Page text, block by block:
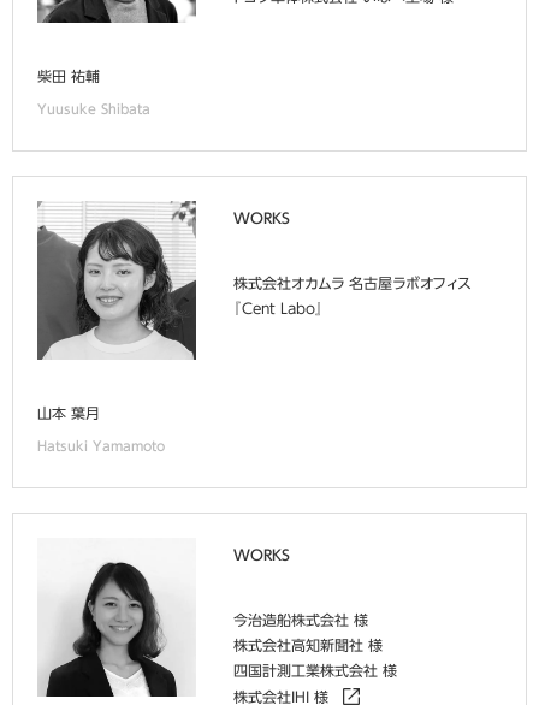
柴田 祐輔
Yuusuke Shibata
山本 葉月
Hatsuki Yamamoto
WORKS
株式会社オカムラ 名古屋ラボオフィス
『Cent Labo』
WORKS
今治造船株式会社 様
株式会社高知新聞社 様
四国計測工業株式会社 様
株式会社IHI 様